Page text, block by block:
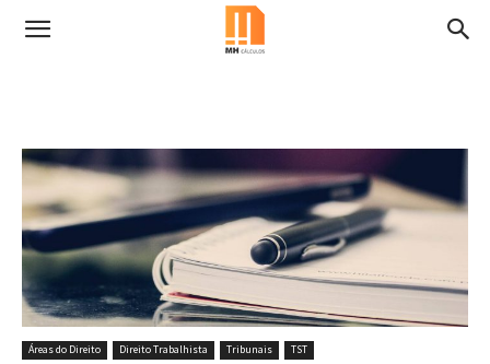
Áreas do Direito Direito Trabalhista Tribunais TST